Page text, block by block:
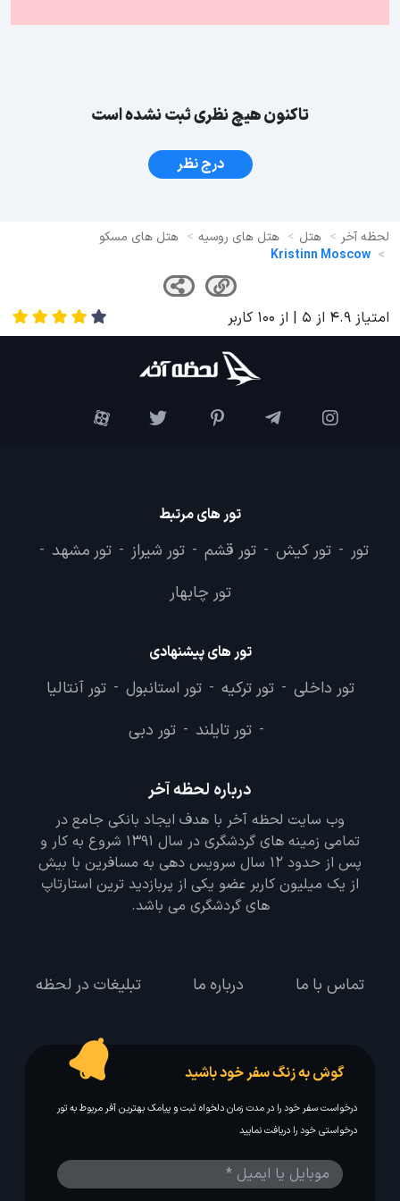
تاکنون هیچ نظری ثبت نشده است
درج نظر
لحظه آخر هتل هتل های روسیه
هتل های مسکو
Kristinn Moscow
امتیاز 4.9 از 5 | از 100 کاربر
تور های مرتبط
تور - تور کیش - تور قشم - تور شیراز - تور مشهد -
تور چابهار
تور های پیشنهادی
تور داخلی - تور ترکیه - تور استانبول - تور آنتالیا
- تور تایلند - تور دبی
درباره لحظه آخر
وب سایت لحظه آخر با هدف ایجاد بانکی جامع در
تمامی زمینه های گردشگری در سال 1391 شروع به کار و
پس از حدود 12 سال سرویس دهی به مسافرین با بیش
از یک میلیون کاربر عضو یکی از پربازدید ترین استارتاپ
های گردشگری می باشد.
تماس با ما درباره ما تبلیغات در لحظه
گوش به زنگ سفر خود باشید
درخواست سفر خود را در مدت زمان دلخواه ثبت و پیامک بهترین آفر مربوط به تور
درخواستی خود را دریافت نمایید